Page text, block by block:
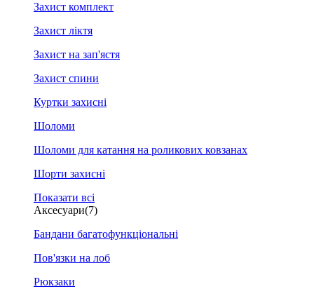
Захист комплект
Захист ліктя
Захист на зап'ястя
Захист спини
Куртки захисні
Шоломи
Шоломи для катання на роликових ковзанах
Шорти захисні
Показати всі
Аксесуари(7)
Бандани багатофункціональні
Пов'язки на лоб
Рюкзаки